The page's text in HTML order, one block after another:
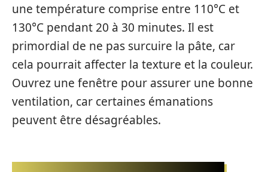
une température comprise entre 110°C et
130°C pendant 20 à 30 minutes. Il est
primordial de ne pas surcuire la pâte, car
cela pourrait affecter la texture et la couleur.
Ouvrez une fenêtre pour assurer une bonne
ventilation, car certaines émanations
peuvent être désagréables.